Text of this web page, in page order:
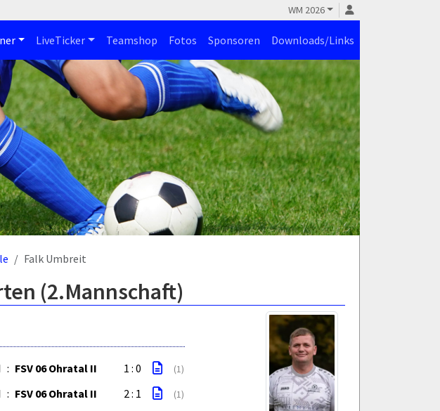
WM 2026
LiveTicker Teamshop Fotos Sponsoren Downloads/Links
Falk Umbreit
(2.Mannschaft)
: FSV 06 Ohratal II 1 : 0 (1)
: FSV 06 Ohratal II 2 : 1 (1)